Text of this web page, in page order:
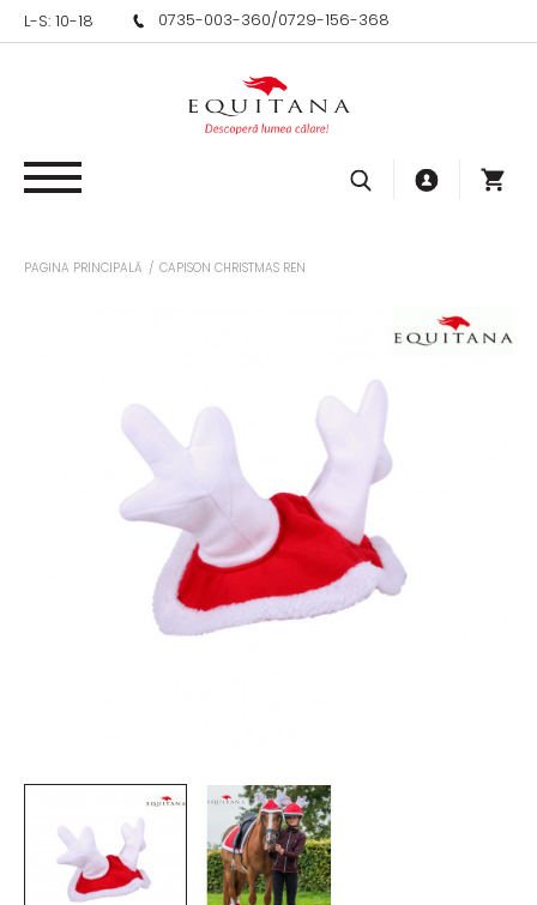
L-S: 10-18 0735-003-360/0729-156-368
PAGINA PRINCIPALĂ / CAPISON CHRISTMAS REN